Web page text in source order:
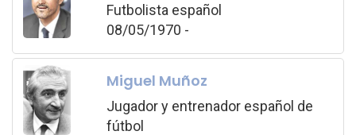
Futbolista español
08/05/1970 -
Miguel Muñoz
Jugador y entrenador español de
fútbol